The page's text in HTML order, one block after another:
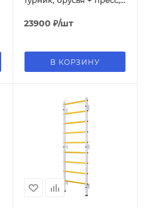
лестница
23900 ₽/шт
В КОРЗИНУ